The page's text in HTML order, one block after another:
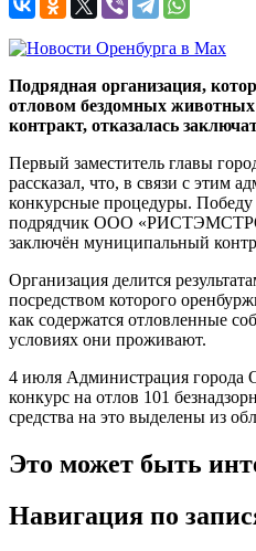
Подрядная организация,
отловом бездомных животных
контракт, отказалась
Первый заместитель главы
рассказал, что, в связи с этим
конкурсные процедуры.
подрядчик ООО
заключён муниципальный
Организация делится
посредством которого
как содержатся отловленные
условиях они проживают.
4 июля Администрация города
конкурс на отлов 101
средства на это выделены из
Это может быть
Навигация по